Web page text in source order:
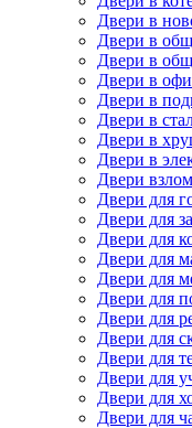
Двери в
Двери в
Двери в
Двери в
Двери в
Двери в
Двери в
Двери в
Двери
Двери для
Двери для
Двери для
Двери для
Двери для
Двери для
Двери для
Двери для
Двери для
Двери для
Двери для
Двери для